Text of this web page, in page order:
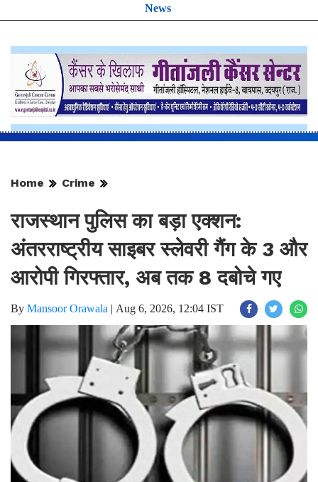
News
Home Crime
राजस्थान पुलिस का बड़ा एक्शन:
अंतरराष्ट्रीय साइबर स्लेवरी गैंग के 3 और
आरोपी गिरफ्तार, अब तक 8 दबोचे गए
By Mansoor Orawala | Aug 6, 2026, 12:04 IST